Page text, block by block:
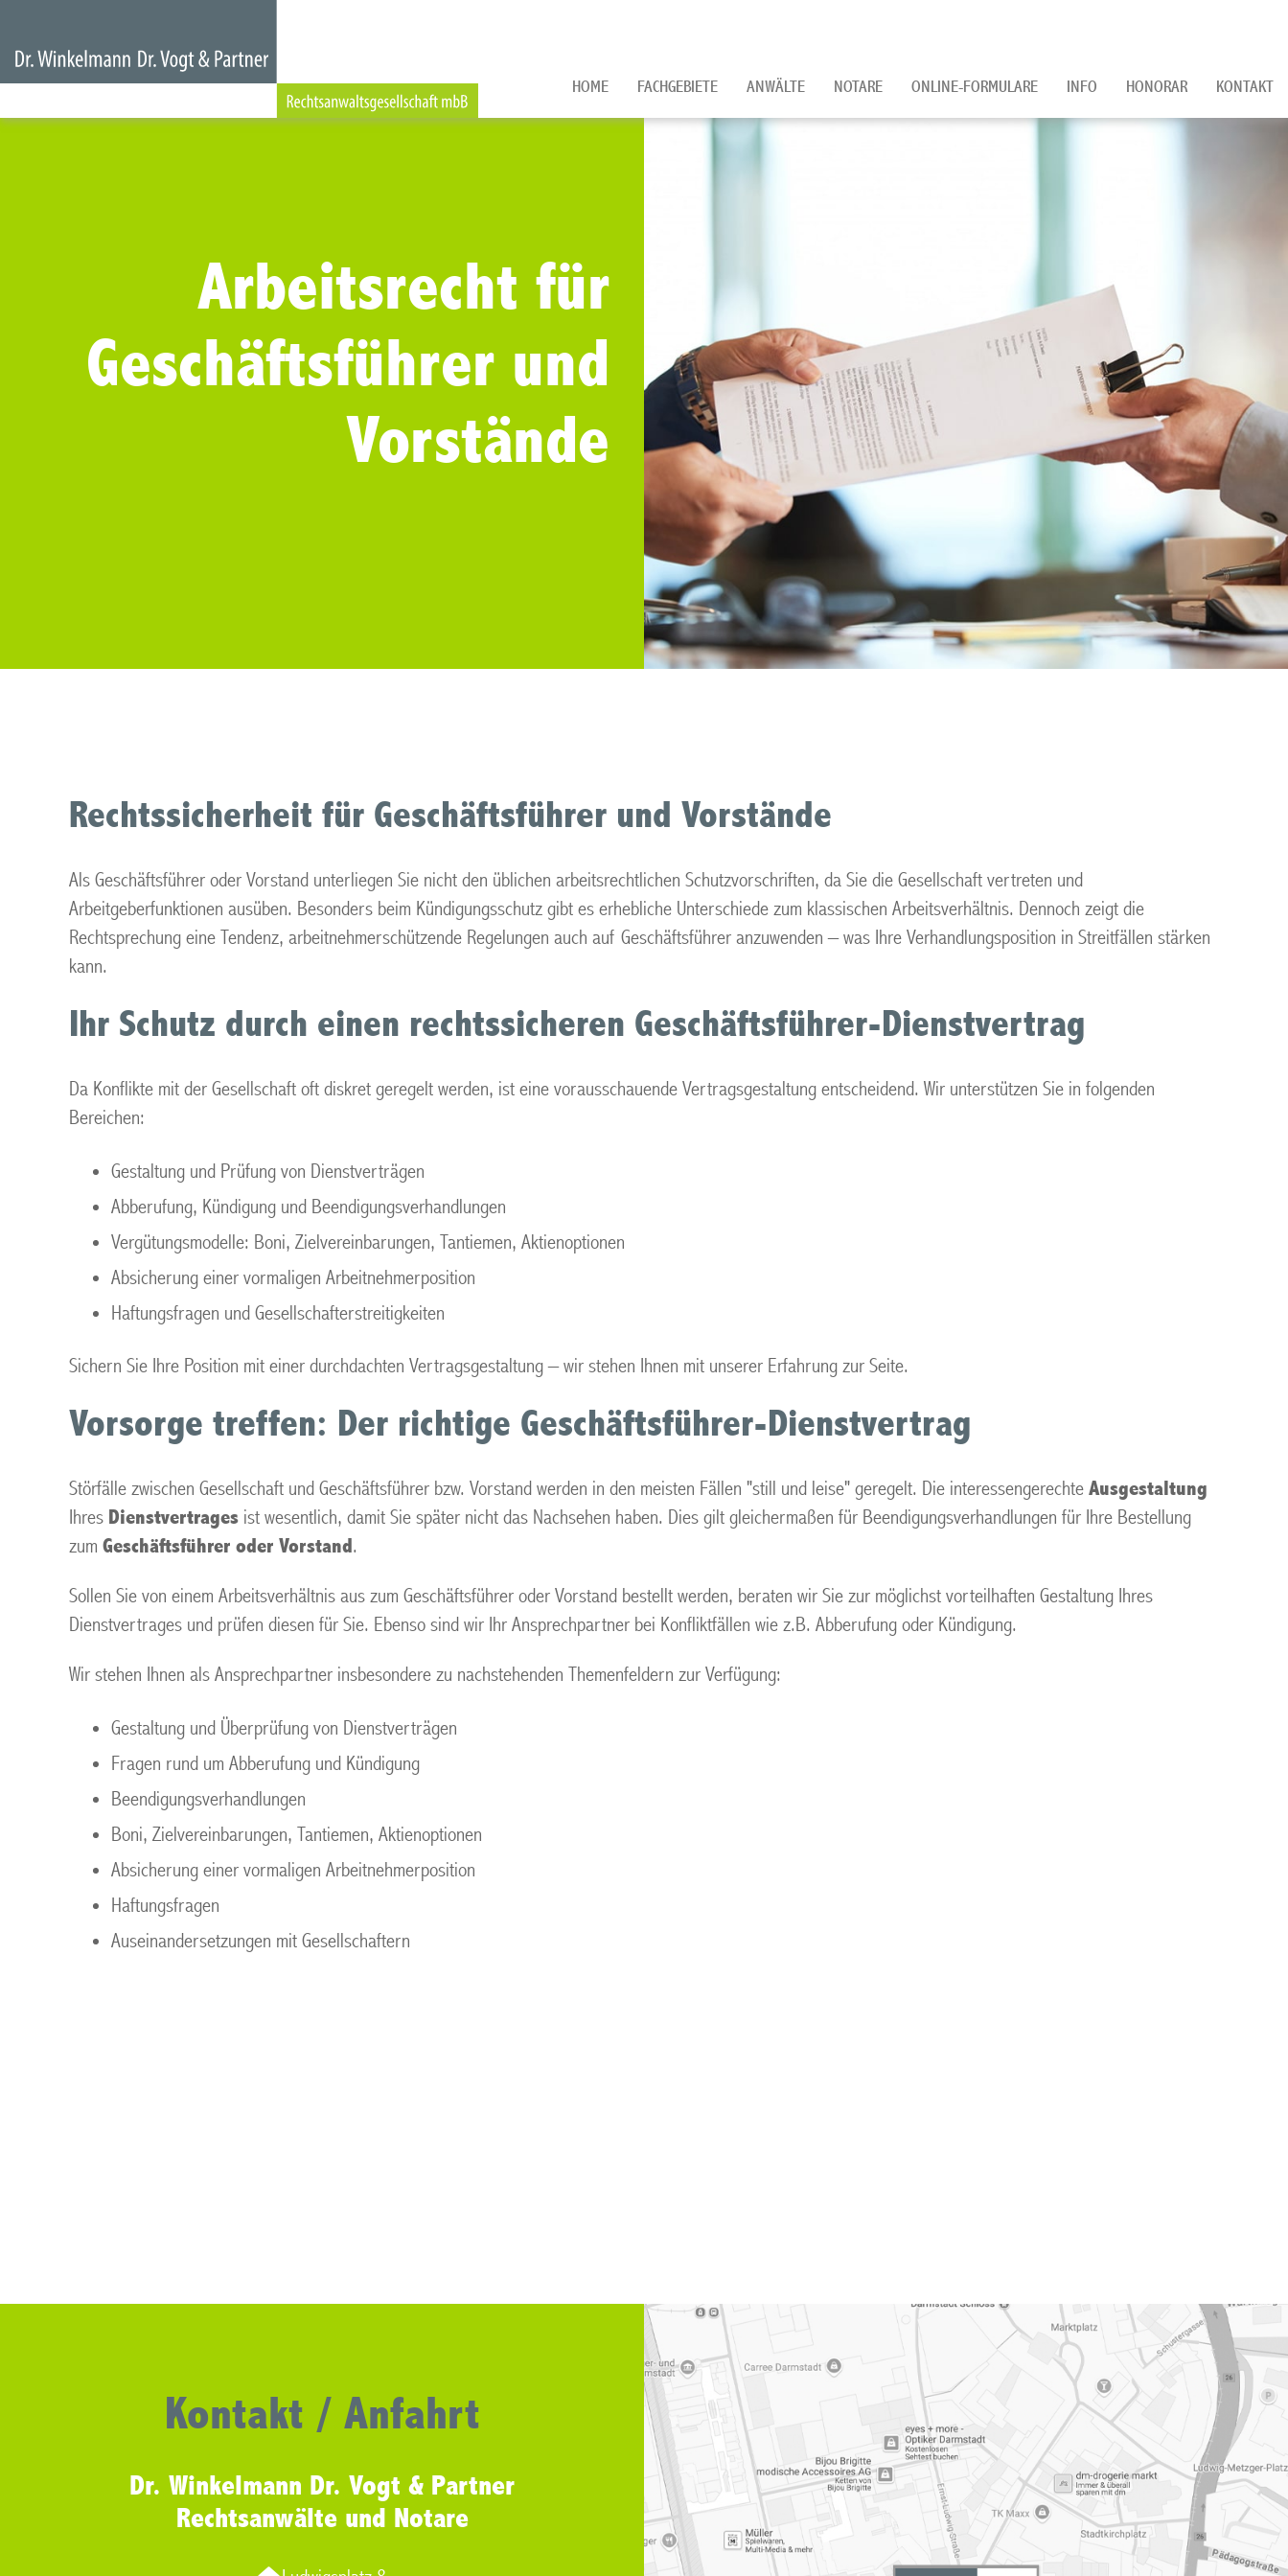
HOME FACHGEBIETE ANWÄLTE NOTARE ONLINE-FORMULARE INFO HONORAR KONTAKT
Arbeitsrecht für
Geschäftsführer und
Vorstände
Rechtssicherheit für Geschäftsführer und Vorstände
Als Geschäftsführer oder Vorstand unterliegen Sie nicht den üblichen arbeitsrechtlichen Schutzvorschriften, da Sie die Gesellschaft vertreten und
Arbeitgeberfunktionen ausüben. Besonders beim Kündigungsschutz gibt es erhebliche Unterschiede zum klassischen Arbeitsverhältnis. Dennoch zeigt die
Rechtsprechung eine Tendenz, arbeitnehmerschützende Regelungen auch auf Geschäftsführer anzuwenden – was Ihre Verhandlungsposition in Streitfällen stärken
kann.
Ihr Schutz durch einen rechtssicheren Geschäftsführer-Dienstvertrag
Da Konflikte mit der Gesellschaft oft diskret geregelt werden, ist eine vorausschauende Vertragsgestaltung entscheidend. Wir unterstützen Sie in folgenden
Bereichen:
Gestaltung und Prüfung von Dienstverträgen
Abberufung, Kündigung und Beendigungsverhandlungen
Vergütungsmodelle: Boni, Zielvereinbarungen, Tantiemen, Aktienoptionen
Absicherung einer vormaligen Arbeitnehmerposition
Haftungsfragen und Gesellschafterstreitigkeiten
Sichern Sie Ihre Position mit einer durchdachten Vertragsgestaltung – wir stehen Ihnen mit unserer Erfahrung zur Seite.
Vorsorge treffen: Der richtige Geschäftsführer-Dienstvertrag
Störfälle zwischen Gesellschaft und Geschäftsführer bzw. Vorstand werden in den meisten Fällen "still und leise" geregelt. Die interessengerechte Ausgestaltung
Ihres Dienstvertrages ist wesentlich, damit Sie später nicht das Nachsehen haben. Dies gilt gleichermaßen für Beendigungsverhandlungen für Ihre Bestellung
zum Geschäftsführer oder Vorstand.
Sollen Sie von einem Arbeitsverhältnis aus zum Geschäftsführer oder Vorstand bestellt werden, beraten wir Sie zur möglichst vorteilhaften Gestaltung Ihres
Dienstvertrages und prüfen diesen für Sie. Ebenso sind wir Ihr Ansprechpartner bei Konfliktfällen wie z.B. Abberufung oder Kündigung.
Wir stehen Ihnen als Ansprechpartner insbesondere zu nachstehenden Themenfeldern zur Verfügung:
Gestaltung und Überprüfung von Dienstverträgen
Fragen rund um Abberufung und Kündigung
Beendigungsverhandlungen
Boni, Zielvereinbarungen, Tantiemen, Aktienoptionen
Absicherung einer vormaligen Arbeitnehmerposition
Haftungsfragen
Auseinandersetzungen mit Gesellschaftern
Kontakt / Anfahrt
Dr. Winkelmann Dr. Vogt & Partner
Rechtsanwälte und Notare